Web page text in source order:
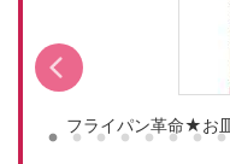
フライパン革命★お